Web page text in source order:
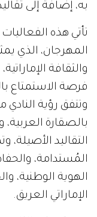
به، إضافة إلى
تأتي هذه
المهرجان، الذي
والثقافة
فرصة الاستمتاع
وتتفق رؤية النادي
بالصقارة
التقاليد الأصيلة،
المُستدامة،
الهوية الوطنية،
الإماراتي العريق.